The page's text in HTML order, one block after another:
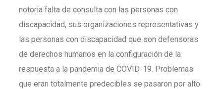
notoria falta de consulta con las personas con
discapacidad, sus organizaciones representativas y
las personas con discapacidad que son defensoras
de derechos humanos en la configuración de la
respuesta a la pandemia de COVID-19. Problemas
que eran totalmente predecibles se pasaron por alto